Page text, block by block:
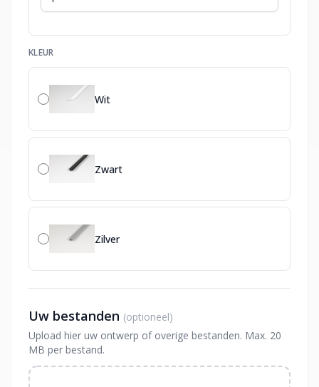
KLEUR
Wit
Zwart
Zilver
Uw bestanden (optioneel)
Upload hier uw ontwerp of overige bestanden. Max. 20
MB per bestand.